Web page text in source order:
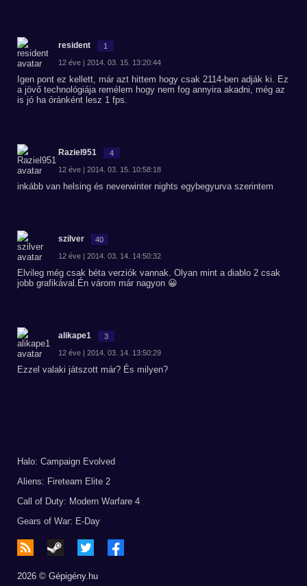
resident 1
12 éve | 2014. 03. 15. 13:20:44
Igen pont ez kellett, már azt hittem hogy csak 2114-ben adják ki. Ez
a jövő technológiája remélem hogy nem fog annyira akadni, még az
is jó ha óránként lesz 1 fps.
Raziel951 4
12 éve | 2014. 03. 15. 10:58:18
inkább van helsing és neverwinter nights egybegyurva szerintem
szilver 40
12 éve | 2014. 03. 14. 14:50:32
Elvileg még csak béta verziók vannak. Olyan mint a diablo 2 csak
jobb grafikával.Én várom már nagyon 😀
alikape1 3
12 éve | 2014. 03. 14. 13:50:29
Ezzel valaki játszott már? És milyen?
Halo: Campaign Evolved
Aliens: Fireteam Elite 2
Call of Duty: Modern Warfare 4
Gears of War: E-Day
2026 © Gépigény.hu